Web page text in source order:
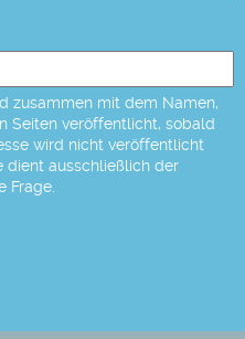
zusammen mit dem Namen,
Seiten veröffentlicht, sobald
wird nicht veröffentlicht
dient ausschließlich der
Frage.